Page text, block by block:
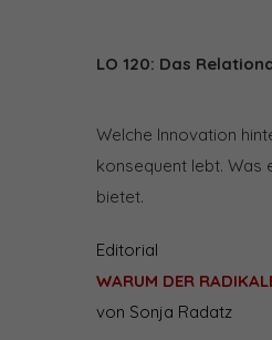
LO 120: Das
Welche Innovation
konsequent lebt. Was
bietet.
Editorial
WARUM DER
von Sonja Radatz